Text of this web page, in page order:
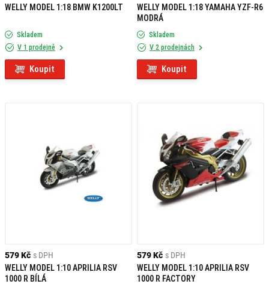
WELLY MODEL 1:18 BMW K1200LT
Skladem
V 1 prodejně
Koupit
WELLY MODEL 1:18 YAMAHA YZF-R6
MODRÁ
Skladem
V 2 prodejnách
Koupit
579 Kč s DPH
WELLY MODEL 1:10 APRILIA RSV
1000 R BÍLÁ
579 Kč s DPH
WELLY MODEL 1:10 APRILIA RSV
1000 R FACTORY